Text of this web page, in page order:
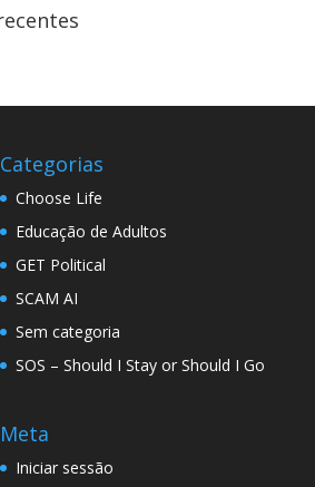
Categorias
Choose Life
Educação de Adultos
GET Political
SCAM AI
Sem categoria
SOS – Should I Stay or Should I Go
Meta
Iniciar sessão